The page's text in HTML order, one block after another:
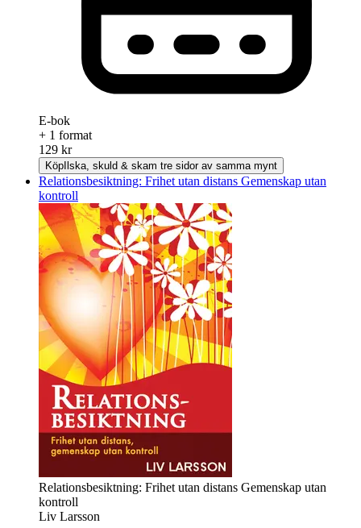
E-bok
+ 1 format
129 kr
Köp Ilska, skuld & skam tre sidor av samma mynt
Relationsbesiktning: Frihet utan distans Gemenskap utan
kontroll
Relationsbesiktning: Frihet utan distans Gemenskap utan
kontroll
Liv Larsson